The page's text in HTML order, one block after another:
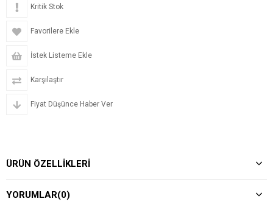
Kritik Stok
Favorilere Ekle
İstek Listeme Ekle
Karşılaştır
Fiyat Düşünce Haber Ver
ÜRÜN ÖZELLIKLERI
YORUMLAR(0)